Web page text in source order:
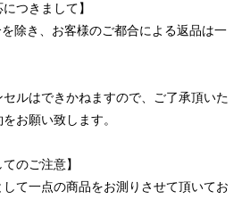
つきまして】
除き、お客様のご都合による返品は一
ルはできかねますので、ご了承頂いた
お願い致します。
のご注意】
て一点の商品をお測りさせて頂いてお